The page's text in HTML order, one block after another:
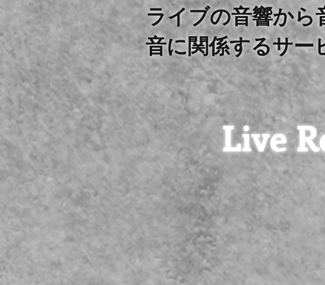
ライブの音響から
音に関係するサー
Live
DANTEを軸とした24bit/
バックアップ録音にも対応し
ご要望に応じた録音を可能にし
会場に合わせたオーディエン